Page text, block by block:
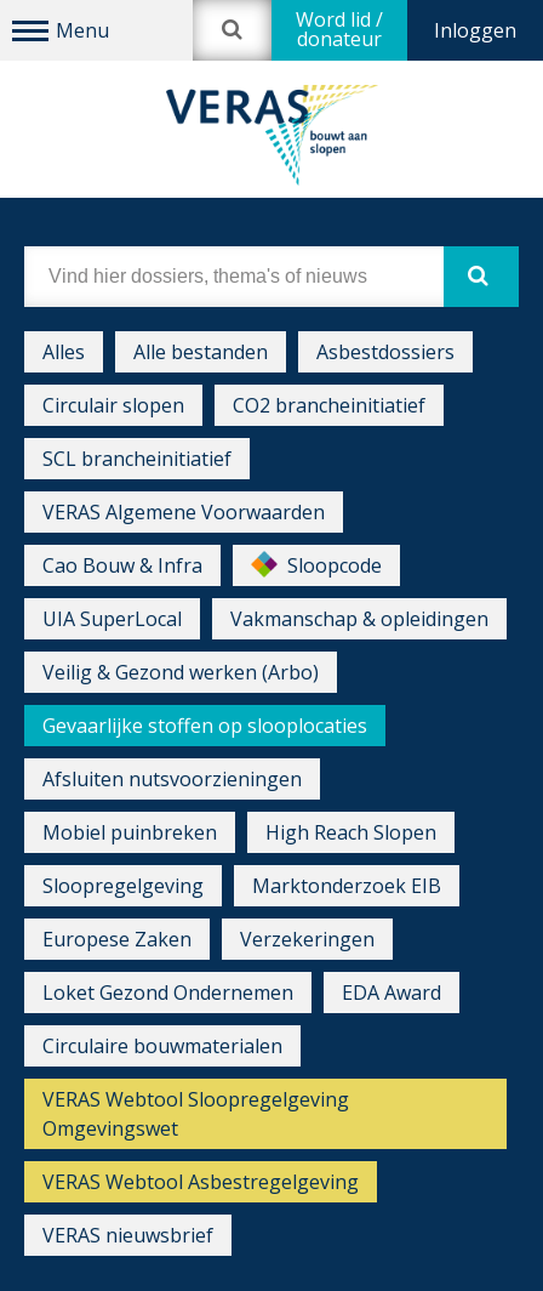
Inloggen
Word lid /
donateur
Alles Alle bestanden
Asbestdossiers
Circulair slopen
CO2 brancheinitiatief
SCL brancheinitiatief
VERAS Algemene Voorwaarden
Cao Bouw & Infra
Sloopcode
UIA SuperLocal
Vakmanschap & opleidingen
Veilig & Gezond werken (Arbo)
Gevaarlijke stoffen op slooplocaties
Afsluiten nutsvoorzieningen
Mobiel puinbreken
High Reach Slopen
Sloopregelgeving
Marktonderzoek EIB
Europese Zaken
Verzekeringen
Loket Gezond Ondernemen
EDA Award
Circulaire bouwmaterialen
VERAS Webtool Sloopregelgeving
Omgevingswet
VERAS Webtool Asbestregelgeving
VERAS nieuwsbrief